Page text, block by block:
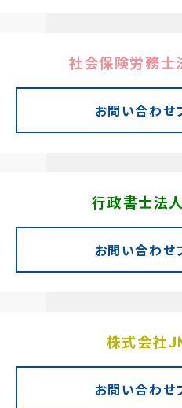
社会保険労務士
お問い合わせ
行政書士法人
お問い合わせ
株式会社Ｊ
お問い合わせ